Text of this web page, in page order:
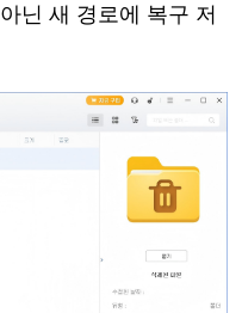
아닌 새 경로에 복구 저